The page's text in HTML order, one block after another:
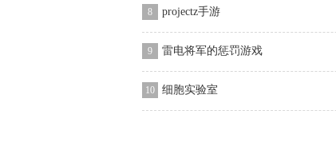
8 projectz手游
9 雷电将军的惩罚游戏
10 细胞实验室